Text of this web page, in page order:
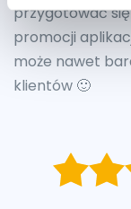
przygotować
promocji
może nawet
klientów 🙂